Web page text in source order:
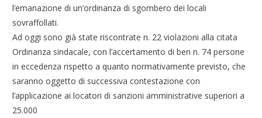
l’emanazione di un’ordinanza di sgombero dei locali
sovraffollati.
Ad oggi sono già state riscontrate n. 22 violazioni alla citata
Ordinanza sindacale, con l’accertamento di ben n. 74 persone
in eccedenza rispetto a quanto normativamente previsto, che
saranno oggetto di successiva contestazione con
l’applicazione ai locatori di sanzioni amministrative superiori a
25.000